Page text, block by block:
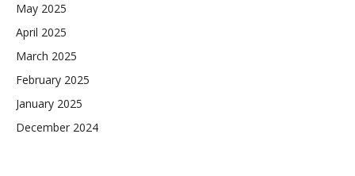
May 2025
April 2025
March 2025
February 2025
January 2025
December 2024